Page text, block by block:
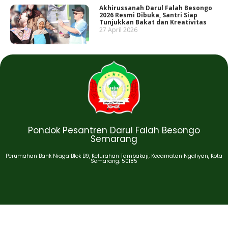
Akhirussanah Darul Falah Besongo
2026 Resmi Dibuka, Santri Siap
Tunjukkan Bakat dan Kreativitas
27 April 2026
Pondok Pesantren Darul Falah Besongo
Semarang
Perumahan Bank Niaga Blok B9, Kelurahan Tambakaji, Kecamatan Ngaliyan, Kota
Semarang. 50185